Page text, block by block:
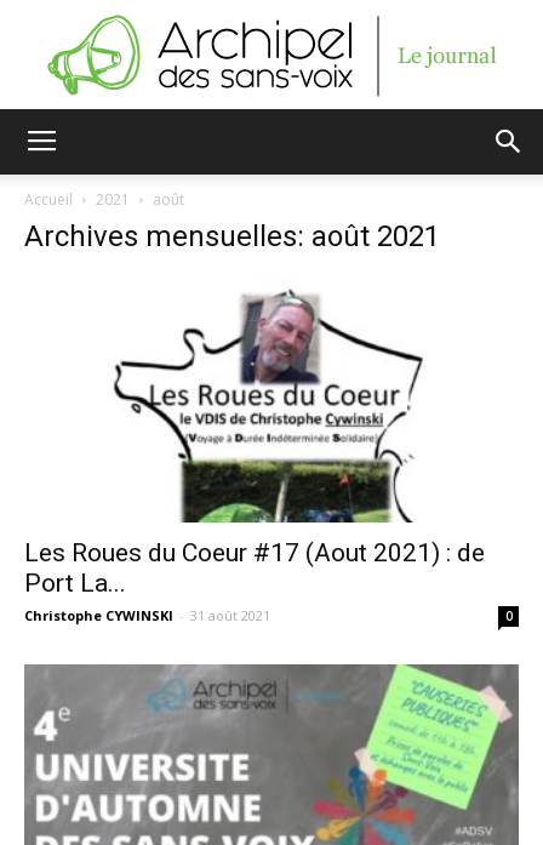
sans-
voix
Accueil 2021 août
Archives mensuelles: août 2021
Les Roues du Coeur #17 (Aout 2021) : de
Port La...
Christophe CYWINSKI - 31 août 2021 0